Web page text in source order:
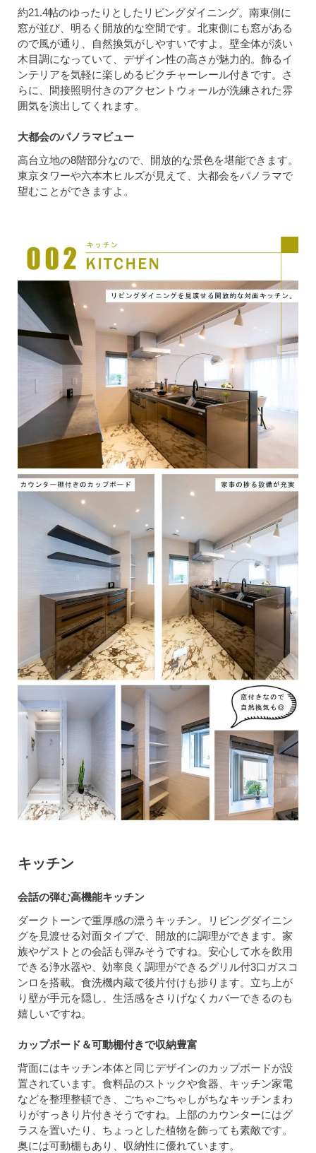
約21.4帖のゆったりとしたリビングダイニング。南東側に
窓が並び、明るく開放的な空間です。北東側にも窓がある
ので風が通り、自然換気がしやすいですよ。壁全体が淡い
木目調になっていて、デザイン性の高さが魅力的。飾るイ
ンテリアを気軽に楽しめるピクチャーレール付きです。さ
らに、間接照明付きのアクセントウォールが洗練された雰
囲気を演出してくれます。
大都会のパノラマビュー
高台立地の8階部分なので、開放的な景色を堪能できます。
東京タワーや六本木ヒルズが見えて、大都会をパノラマで
望むことができますよ。
キッチン
会話の弾む高機能キッチン
ダークトーンで重厚感の漂うキッチン。リビングダイニン
グを見渡せる対面タイプで、開放的に調理ができます。家
族やゲストとの会話も弾みそうですね。安心して水を飲用
できる浄水器や、効率良く調理ができるグリル付3口ガスコ
ンロを搭載。食洗機内蔵で後片付けも捗ります。立ち上が
り壁が手元を隠し、生活感をさりげなくカバーできるのも
嬉しいですね。
カップボード＆可動棚付きで収納豊富
背面にはキッチン本体と同じデザインのカップボードが設
置されています。食料品のストックや食器、キッチン家電
などを整理整頓でき、ごちゃごちゃしがちなキッチンまわ
りがすっきり片付きそうですね。上部のカウンターにはグ
ラスを置いたり、ちょっとした植物を飾っても素敵です。
奥には可動棚もあり、収納性に優れています。